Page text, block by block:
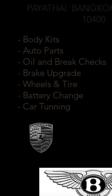
PAYATHAI
10400
- Body Kits
- Auto Parts
- Oil and Break Checks
- Brake Upgrade
- Wheels & Tire
- Battery Change
- Car Tunning